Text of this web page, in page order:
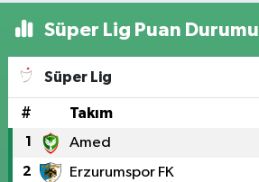
Süper Lig Puan Durumu
Süper Lig
# Takım
1 Amed
2 Erzurumspor FK